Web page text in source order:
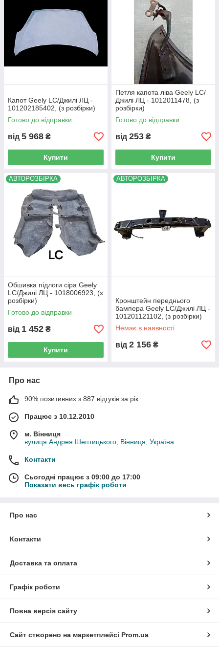
Капот Geely LC/Джилі ЛЦ -
101202185402, (з розбірки)
Готово до відправки
від 5 968 ₴
Купити
Петля капота ліва Geely LC/
Джилі ЛЦ - 1012011478, (з
розбірки)
Готово до відправки
від 253 ₴
Купити
АВТОРОЗБІРКА
Обшивка підлоги сіра Geely
LC/Джилі ЛЦ - 1018006923, (з
розбірки)
Готово до відправки
від 1 452 ₴
Купити
АВТОРОЗБІРКА
Кронштейн переднього
бампера Geely LC/Джилі ЛЦ -
101201121102, (з розбірки)
Немає в наявності
від 2 156 ₴
Про нас
90% позитивних з 887 відгуків за рік
Працює з 10.12.2010
м. Вінниця
вулиця Андрея Шептицького, Вінниця, Україна
Контакти
Сьогодні працює з 09:00 до 17:00
Показати весь графік роботи
Про нас
Контакти
Доставка та оплата
Графік роботи
Повна версія сайту
Сайт створено на маркетплейсі Prom.ua